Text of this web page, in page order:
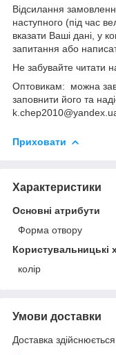
Відсилання
наступного (під час
вказати Ваші дані, у
запитання або
Не забувайте читати
Оптовикам: можна
заповнити його та
Приховати
Характеристики
Основні атрибути
Форма отвору
Користувальницькі
колір
Умови доставки
Доставка